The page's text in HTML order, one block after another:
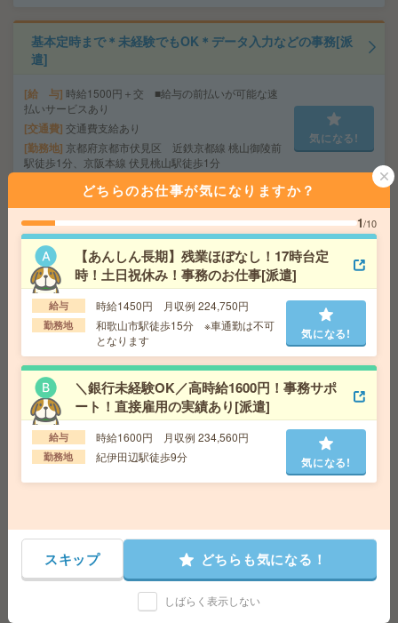
基本定時まで＊未経験でもOK＊データ入力などの事務[派
遣]
給 与 時給1500円＋交 ■給与の前払いが可能な速
払いサービスあり
交通費 交通費支給あり
勤務地 京都府京都市伏見区 近鉄京都線 桃山御陵前
駅徒歩1分、京阪本線 伏見桃山駅徒歩1分
気になる!
分け[派遣]
給 与 時給1,200円～1,625円
交通費 ■ 交通費規定内支給 ※派遣先による
勤務地 【和歌山市】和歌山駅・和歌山市駅・和歌山
大学前駅・和歌山港駅・岡崎前駅など勤務地多数！
気になる!
〈カンタン作業！〉スキマ時間にサクッと＊チラシの仕
分け[派遣]
給 与 時給1,200円～1,625円
交通費 ■ 交通費規定内支給 ※派遣先による
勤務地 【和歌山市】和歌山駅・和歌山市駅・和歌山
気になる!
給与即払いOK！日勤のお仕事！包装・梱包[派遣]
給 与 時給1100円
交通費 交通費支給有り
西御坊駅～車12分 ※車通勤OK
どちらのお仕事が気になりますか？
1/10
【あんしん長期】残業ほぼなし！17時台定
時！土日祝休み！事務のお仕事[派遣]
給与 時給1450円 月収例 224,750円
勤務地
和歌山市駅徒歩15分 ※車通勤は不可
となります
気になる!
＼銀行未経験OK／高時給1600円！事務サポ
ート！直接雇用の実績あり[派遣]
給与 時給1600円 月収例 234,560円
勤務地 紀伊田辺駅徒歩9分 気になる!
スキップ どちらも気になる！
しばらく表示しない